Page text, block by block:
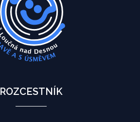
ROZCESTNÍK